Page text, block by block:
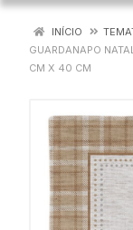
INÍCIO
GUARDANAPO
CM X 40 CM